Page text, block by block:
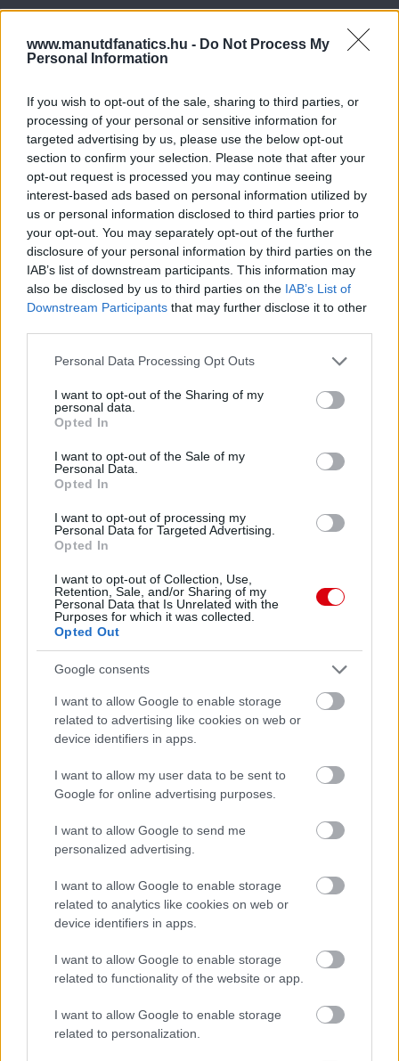
www.manutdfanatics.hu - Do Not Process My
Personal Information
If you wish to opt-out of the sale, sharing to third parties, or
processing of your personal or sensitive information for
targeted advertising by us, please use the below opt-out
section to confirm your selection. Please note that after your
opt-out request is processed you may continue seeing
interest-based ads based on personal information utilized by
us or personal information disclosed to third parties prior to
your opt-out. You may separately opt-out of the further
disclosure of your personal information by third parties on the
IAB’s list of downstream participants. This information may
also be disclosed by us to third parties on the IAB’s List of
Downstream Participants that may further disclose it to other
Please note that this website/app uses one or more Google
not limited to your visit or usage behaviour. You may click to
grant or deny consent to Google and its third-party tags to
use your data for below specified purposes in below Google
consent section.
Personal Data Processing Opt Outs
I want to opt-out of the Sharing of my
personal data.
Opted In
I want to opt-out of the Sale of my
Personal Data.
Opted In
I want to opt-out of processing my
Personal Data for Targeted Advertising.
Opted In
I want to opt-out of Collection, Use,
Retention, Sale, and/or Sharing of my
Personal Data that Is Unrelated with the
Purposes for which it was collected.
Opted Out
Google consents
I want to allow Google to enable storage
related to advertising like cookies on web or
device identifiers in apps.
I want to allow my user data to be sent to
Google for online advertising purposes.
I want to allow Google to send me
personalized advertising.
I want to allow Google to enable storage
related to analytics like cookies on web or
device identifiers in apps.
I want to allow Google to enable storage
related to functionality of the website or app.
I want to allow Google to enable storage
related to personalization.
Meccs Center
Manchester United
Nya Ullevi, Göteborg
2026-08-08 17:00
Leeds UnitedvsManchester United
AC MilanvsManchester United2026-08-15 18:00
ELŐZŐ MÉRKŐZÉSEK
Támogatás
a ManUtdFanatics.hu működését!
Kapcsolódó hírek
PLETYKÁK, ÁTIGAZOLÁSOK